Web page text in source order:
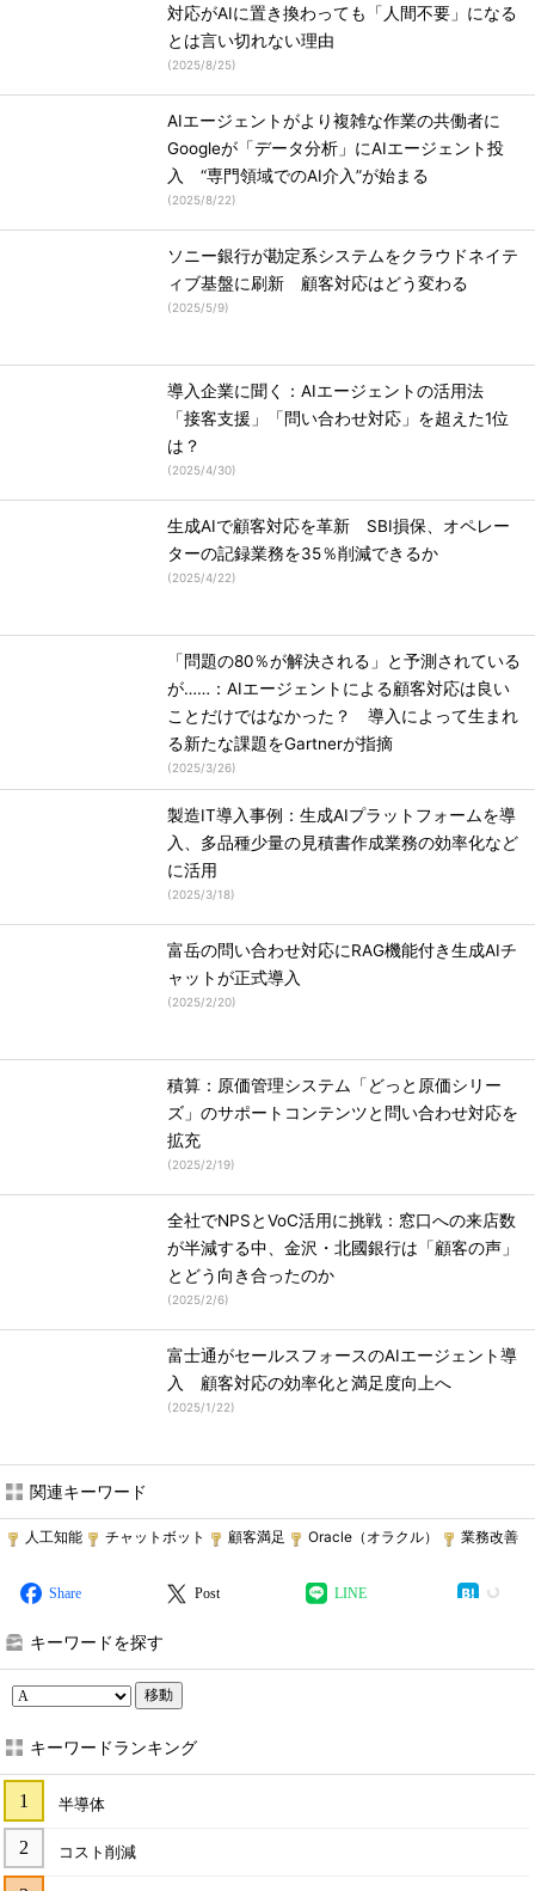
対応がAIに置き換わっても「人間不要」になる
とは言い切れない理由
(2025/8/25)
AIエージェントがより複雑な作業の共働者に
Googleが「データ分析」にAIエージェント投
入 “専門領域でのAI介入”が始まる
(2025/8/22)
ソニー銀行が勘定系システムをクラウドネイテ
ィブ基盤に刷新 顧客対応はどう変わる
(2025/5/9)
導入企業に聞く：AIエージェントの活用法
「接客支援」「問い合わせ対応」を超えた1位
は？
(2025/4/30)
生成AIで顧客対応を革新 SBI損保、オペレー
ターの記録業務を35％削減できるか
(2025/4/22)
「問題の80％が解決される」と予測されている
が……：AIエージェントによる顧客対応は良い
ことだけではなかった？ 導入によって生まれ
る新たな課題をGartnerが指摘
(2025/3/26)
製造IT導入事例：生成AIプラットフォームを導
入、多品種少量の見積書作成業務の効率化など
に活用
(2025/3/18)
富岳の問い合わせ対応にRAG機能付き生成AIチ
ャットが正式導入
(2025/2/20)
積算：原価管理システム「どっと原価シリー
ズ」のサポートコンテンツと問い合わせ対応を
拡充
(2025/2/19)
全社でNPSとVoC活用に挑戦：窓口への来店数
が半減する中、金沢・北國銀行は「顧客の声」
とどう向き合ったのか
(2025/2/6)
富士通がセールスフォースのAIエージェント導
入 顧客対応の効率化と満足度向上へ
(2025/1/22)
関連キーワード
人工知能 チャットボット 顧客満足 Oracle（オラクル） 業務改善
Share Post LINE
キーワードを探す
移動
キーワードランキング
半導体
コスト削減